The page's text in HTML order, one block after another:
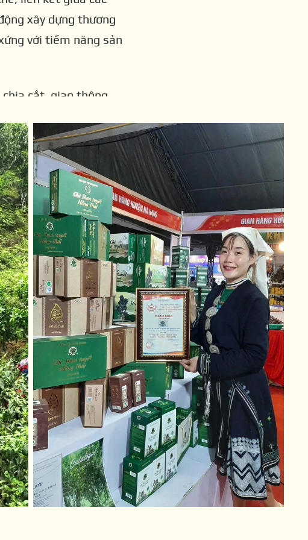
Tuyên Quang
đồng tại các địa
nhiều phương
tạo thêm việc làm
qua hoạt động du
chỉ dừng lại ở khâu
xuất bản địa. Bên
trong việc gìn giữ bản
bền vững.
xây dựng thương
với tiềm năng sản
cắt, giao thông
lớn và kết nối thị
chủ thể OCOP